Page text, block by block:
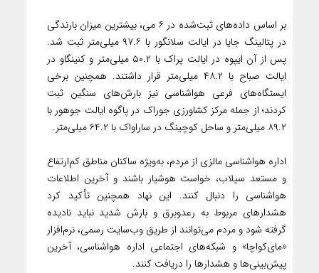
بر اساس داده‌های ثبت‌شده در ۶ می، بیشترین میزان بارندگی
در پتالینگ جایا در ایالت سلانگور با ۹۷.۶ میلی‌متر ثبت شد.
پس از آن ایپوه در ایالت پراک با ۵۰.۲ میلی‌متر و کنینگاو در
ایالت صباح با ۴۸.۲ میلی‌متر قرار داشتند. همچنین برخی
ایستگاه‌های فرعی هواشناسی نیز بارش‌های سنگین ثبت
کردند؛ از جمله مرکز کشاورزی جوراک در پاگوه ایالت جوهور با
۸۹.۲ میلی‌متر و ساحل کوچینگ در ساراواک با ۶۴.۲ میلی‌متر.
اداره هواشناسی مالزی از مردم، به‌ویژه ساکنان مناطق کم‌ارتفاع
و مستعد سیلاب، خواست هوشیار باشند و آخرین اطلاعات
هواشناسی را دنبال کنند. این نهاد همچنین تأکید کرد
هشدارهای مربوط به رعدوبرق و بارش شدید نباید نادیده
گرفته شود و مردم می‌توانند از طریق وب‌سایت رسمی، نرم‌افزار
«مای‌کواچا» و شبکه‌های اجتماعی اداره هواشناسی، آخرین
پیش‌بینی‌ها و هشدارها را دریافت کنند.